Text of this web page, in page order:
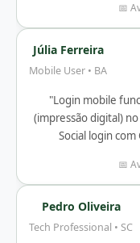
📅
Júlia Ferreira
Mobile User • BA
"Login mobile
(impressão digital)
Social login
📅
Pedro Oliveira
Tech Professional • SC